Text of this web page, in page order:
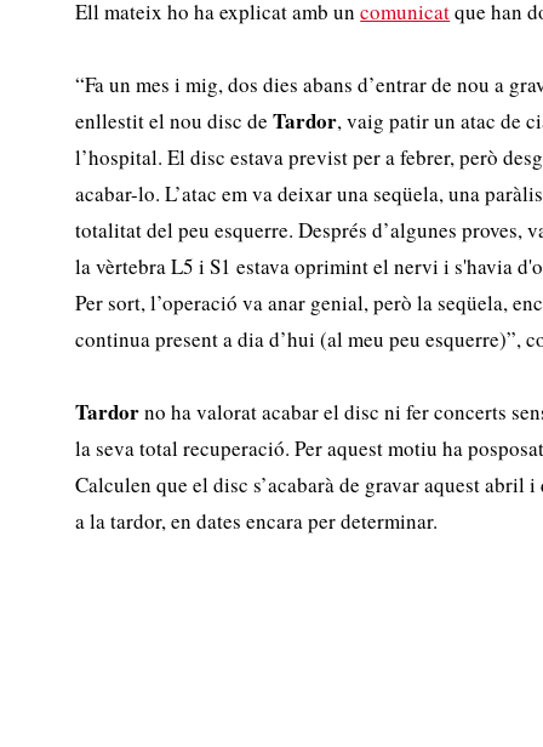
Ell mateix ho ha explicat amb uncomunicatque han
“Fa un mes i mig, dos dies abans d’entrar de nou a
enllestit el nou disc deTardor, vaig patir un atac de
l’hospital. El disc estava previst per a febrer, però
acabar-lo. L’atac em va deixar una seqüela, una
totalitat del peu esquerre. Després d’algunes proves,
la vèrtebra L5 i S1 estava oprimint el nervi i s'havia
Per sort, l’operació va anar genial, però la seqüela,
continua present a dia d’hui (al meu peu esquerre)”,
Tardorno ha valorat acabar el disc ni fer concerts
la seva total recuperació. Per aquest motiu ha
Calculen que el disc s’acabarà de gravar aquest abril
a la tardor, en dates encara per determinar.